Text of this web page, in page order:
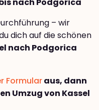
nach Podgorica
– wir
dich auf die schönen
nach Podgorica
Formularaus, dann
Umzug von Kassel